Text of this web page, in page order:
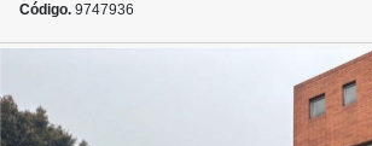
Código. 9747936